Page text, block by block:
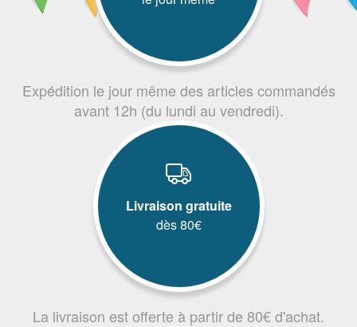
Expédition le jour même des articles commandés
avant 12h (du lundi au vendredi).
Livraison gratuite
dès 80€
La livraison est offerte à partir de 80€ d'achat.